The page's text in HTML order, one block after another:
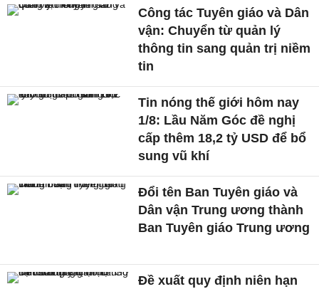
Công tác Tuyên giáo và Dân
vận: Chuyển từ quản lý
thông tin sang quản trị niềm
tin
Tin nóng thế giới hôm nay
1/8: Lầu Năm Góc đề nghị
cấp thêm 18,2 tỷ USD để bổ
sung vũ khí
Đổi tên Ban Tuyên giáo và
Dân vận Trung ương thành
Ban Tuyên giáo Trung ương
Đề xuất quy định niên hạn